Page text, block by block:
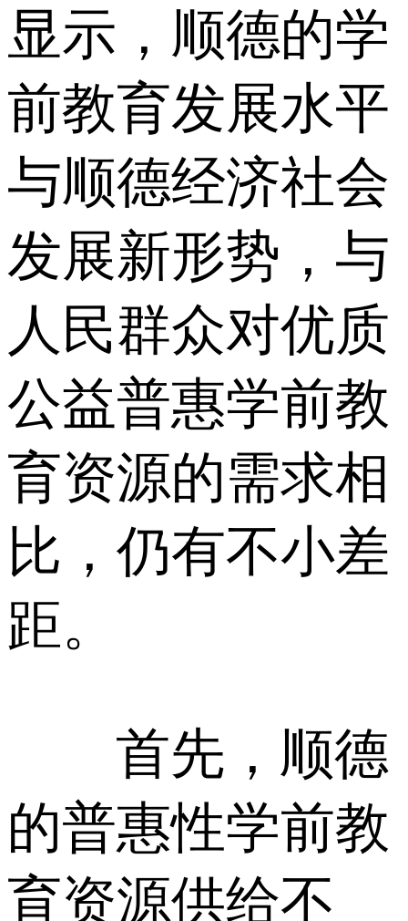
显示，顺德的学
前教育发展水平
与顺德经济社会
发展新形势，与
人民群众对优质
公益普惠学前教
育资源的需求相
比，仍有不小差
距。
首先，顺德
的普惠性学前教
育资源供给不